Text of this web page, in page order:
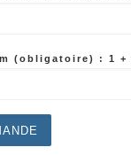
(obligatoire) : 1 +